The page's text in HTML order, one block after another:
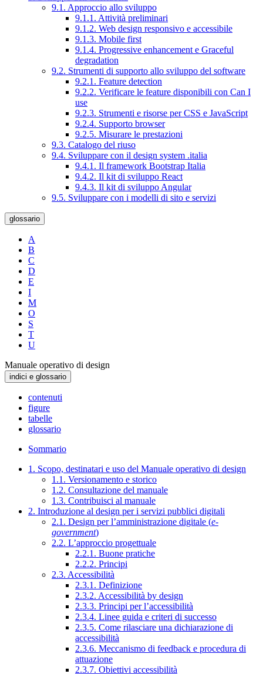
9.1. Approccio allo sviluppo
9.1.1. Attività preliminari
9.1.2. Web design responsivo e accessibile
9.1.3. Mobile first
9.1.4. Progressive enhancement e Graceful
degradation
9.2. Strumenti di supporto allo sviluppo del software
9.2.1. Feature detection
9.2.2. Verificare le feature disponibili con Can I
use
9.2.3. Strumenti e risorse per CSS e JavaScript
9.2.4. Supporto browser
9.2.5. Misurare le prestazioni
9.3. Catalogo del riuso
9.4. Sviluppare con il design system .italia
9.4.1. Il framework Bootstrap Italia
9.4.2. Il kit di sviluppo React
9.4.3. Il kit di sviluppo Angular
9.5. Sviluppare con i modelli di sito e servizi
glossario
A
B
C
D
E
I
M
O
S
T
U
Manuale operativo di design
indici e glossario
contenuti
figure
tabelle
glossario
Sommario
1. Scopo, destinatari e uso del Manuale operativo di design
1.1. Versionamento e storico
1.2. Consultazione del manuale
1.3. Contribuisci al manuale
2. Introduzione al design per i servizi pubblici digitali
2.1. Design per l’amministrazione digitale (e-
government)
2.2. L’approccio progettuale
2.2.1. Buone pratiche
2.2.2. Principi
2.3. Accessibilità
2.3.1. Definizione
2.3.2. Accessibilità by design
2.3.3. Principi per l’accessibilità
2.3.4. Linee guida e criteri di successo
2.3.5. Come rilasciare una dichiarazione di
accessibilità
2.3.6. Meccanismo di feedback e procedura di
attuazione
2.3.7. Obiettivi accessibilità